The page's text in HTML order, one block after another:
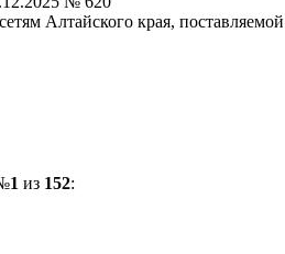
Алтайского края,
1 из 152: